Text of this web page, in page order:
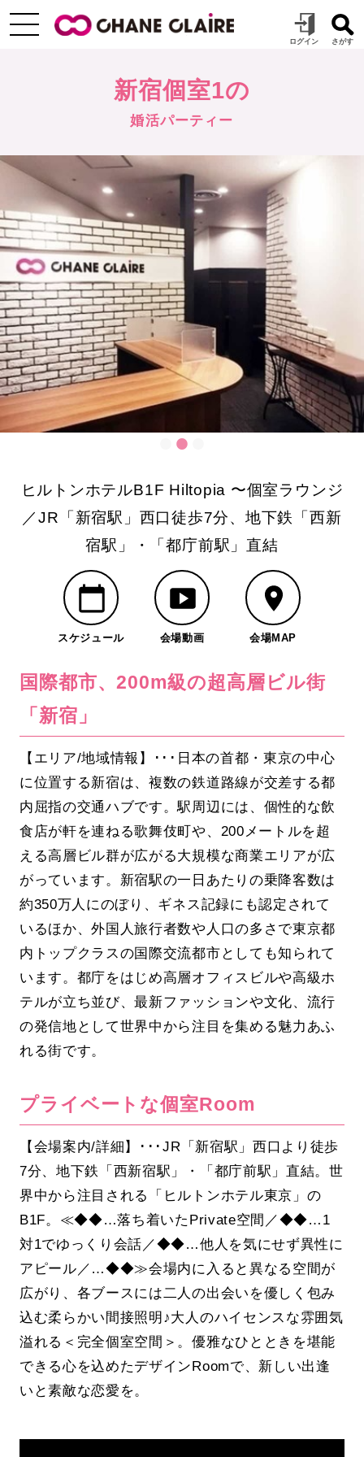
新宿個室1の
婚活パーティー
ヒルトンホテルB1F Hiltopia 〜個室ラウンジ
／JR「新宿駅」西口徒歩7分、地下鉄「西新
宿駅」・「都庁前駅」直結
スケジュール 会場動画 会場MAP
国際都市、200m級の超高層ビル街
「新宿」
【エリア/地域情報】･･･日本の首都・東京の中心
に位置する新宿は、複数の鉄道路線が交差する都
内屈指の交通ハブです。駅周辺には、個性的な飲
食店が軒を連ねる歌舞伎町や、200メートルを超
える高層ビル群が広がる大規模な商業エリアが広
がっています。新宿駅の一日あたりの乗降客数は
約350万人にのぼり、ギネス記録にも認定されて
いるほか、外国人旅行者数や人口の多さで東京都
内トップクラスの国際交流都市としても知られて
います。都庁をはじめ高層オフィスビルや高級ホ
テルが立ち並び、最新ファッションや文化、流行
の発信地として世界中から注目を集める魅力あふ
れる街です。
プライベートな個室Room
【会場案内/詳細】･･･JR「新宿駅」西口より徒歩
7分、地下鉄「西新宿駅」・「都庁前駅」直結。世
界中から注目される「ヒルトンホテル東京」の
B1F。≪◆◆…落ち着いたPrivate空間／◆◆…1
対1でゆっくり会話／◆◆…他人を気にせず異性に
アピール／…◆◆≫会場内に入ると異なる空間が
広がり、各ブースには二人の出会いを優しく包み
込む柔らかい間接照明♪大人のハイセンスな雰囲気
溢れる＜完全個室空間＞。優雅なひとときを堪能
できる心を込めたデザインRoomで、新しい出逢
いと素敵な恋愛を。